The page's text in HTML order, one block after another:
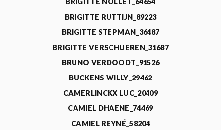
BRIGITTE NOLLET_64654
BRIGITTE RUTTIJN_89223
BRIGITTE STEPMAN_36487
BRIGITTE VERSCHUEREN_31687
BRUNO VERDOODT_91526
BUCKENS WILLY_29462
CAMERLINCKX LUC_20409
CAMIEL DHAENE_74469
CAMIEL REYNÉ_58204